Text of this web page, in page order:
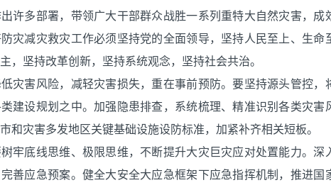
许多部署，带领广大干部群众战胜一系列重特大自然灾害，成
灾减灾救灾工作必须坚持党的全面领导，坚持人民至上、生命
，坚持改革创新，坚持系统观念，坚持社会共治。
灾害风险，减轻灾害损失，重在事前预防。要坚持源头管控，
建设规划之中。加强隐患排查，系统梳理、精准识别各类灾害
和灾害多发地区关键基础设施设防标准，加紧补齐相关短板。
牢底线思维、极限思维，不断提升大灾巨灾应对处置能力。深
善应急预案。健全大安全大应急框架下应急指挥机制，推进国